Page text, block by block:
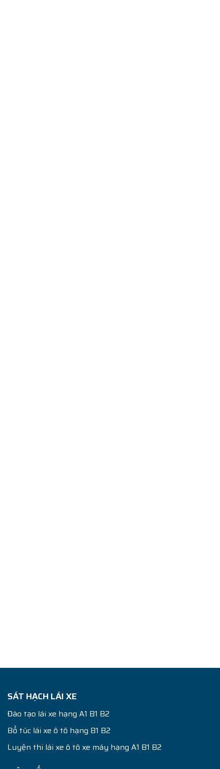
SÁT HẠCH LÁI XE
Đào tạo lái xe hạng A1 B1 B2
Bổ túc lái xe ô tô hạng B1 B2
Luyện thi lái xe ô tô xe máy hạng A1 B1 B2